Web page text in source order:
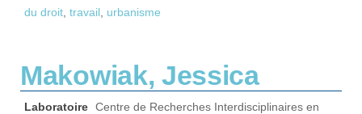
du droit, travail , urbanisme
Makowiak, Jessica
Laboratoire Centre de Recherches Interdisciplinaires en